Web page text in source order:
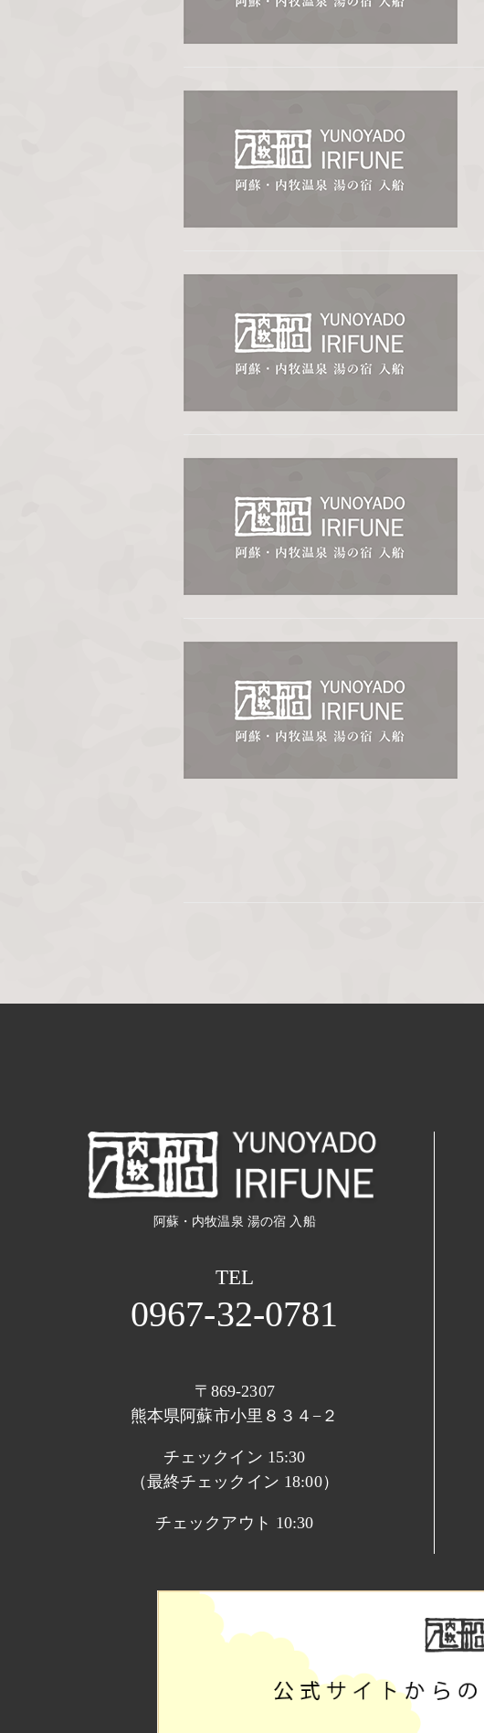
阿蘇・内牧温泉 湯の宿 入船
TEL
0967-32-0781
〒869-2307
熊本県阿蘇市小里８３４−２
チェックイン 15:30
（最終チェックイン 18:00）
チェックアウト 10:30